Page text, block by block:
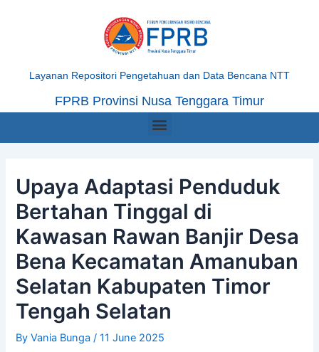
Layanan Repositori Pengetahuan dan Data Bencana NTT
FPRB Provinsi Nusa Tenggara Timur
Menu
Upaya Adaptasi Penduduk
Bertahan Tinggal di
Kawasan Rawan Banjir Desa
Bena Kecamatan Amanuban
Selatan Kabupaten Timor
Tengah Selatan
ByVania Bunga/11 June 2025